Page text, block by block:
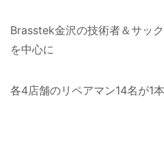
Brasstek金沢の技術者＆サッ
を中心に
各4店舗のリペアマン14名が1